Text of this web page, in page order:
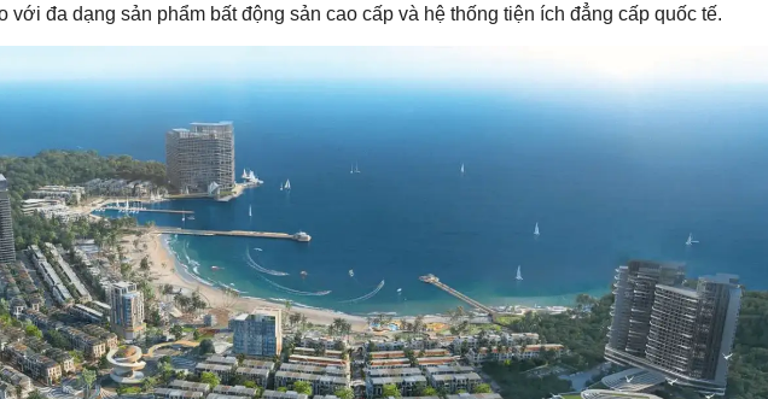
với đa dạng sản phẩm bất động sản cao cấp và hệ thống tiện ích đẳng cấp quốc tế.